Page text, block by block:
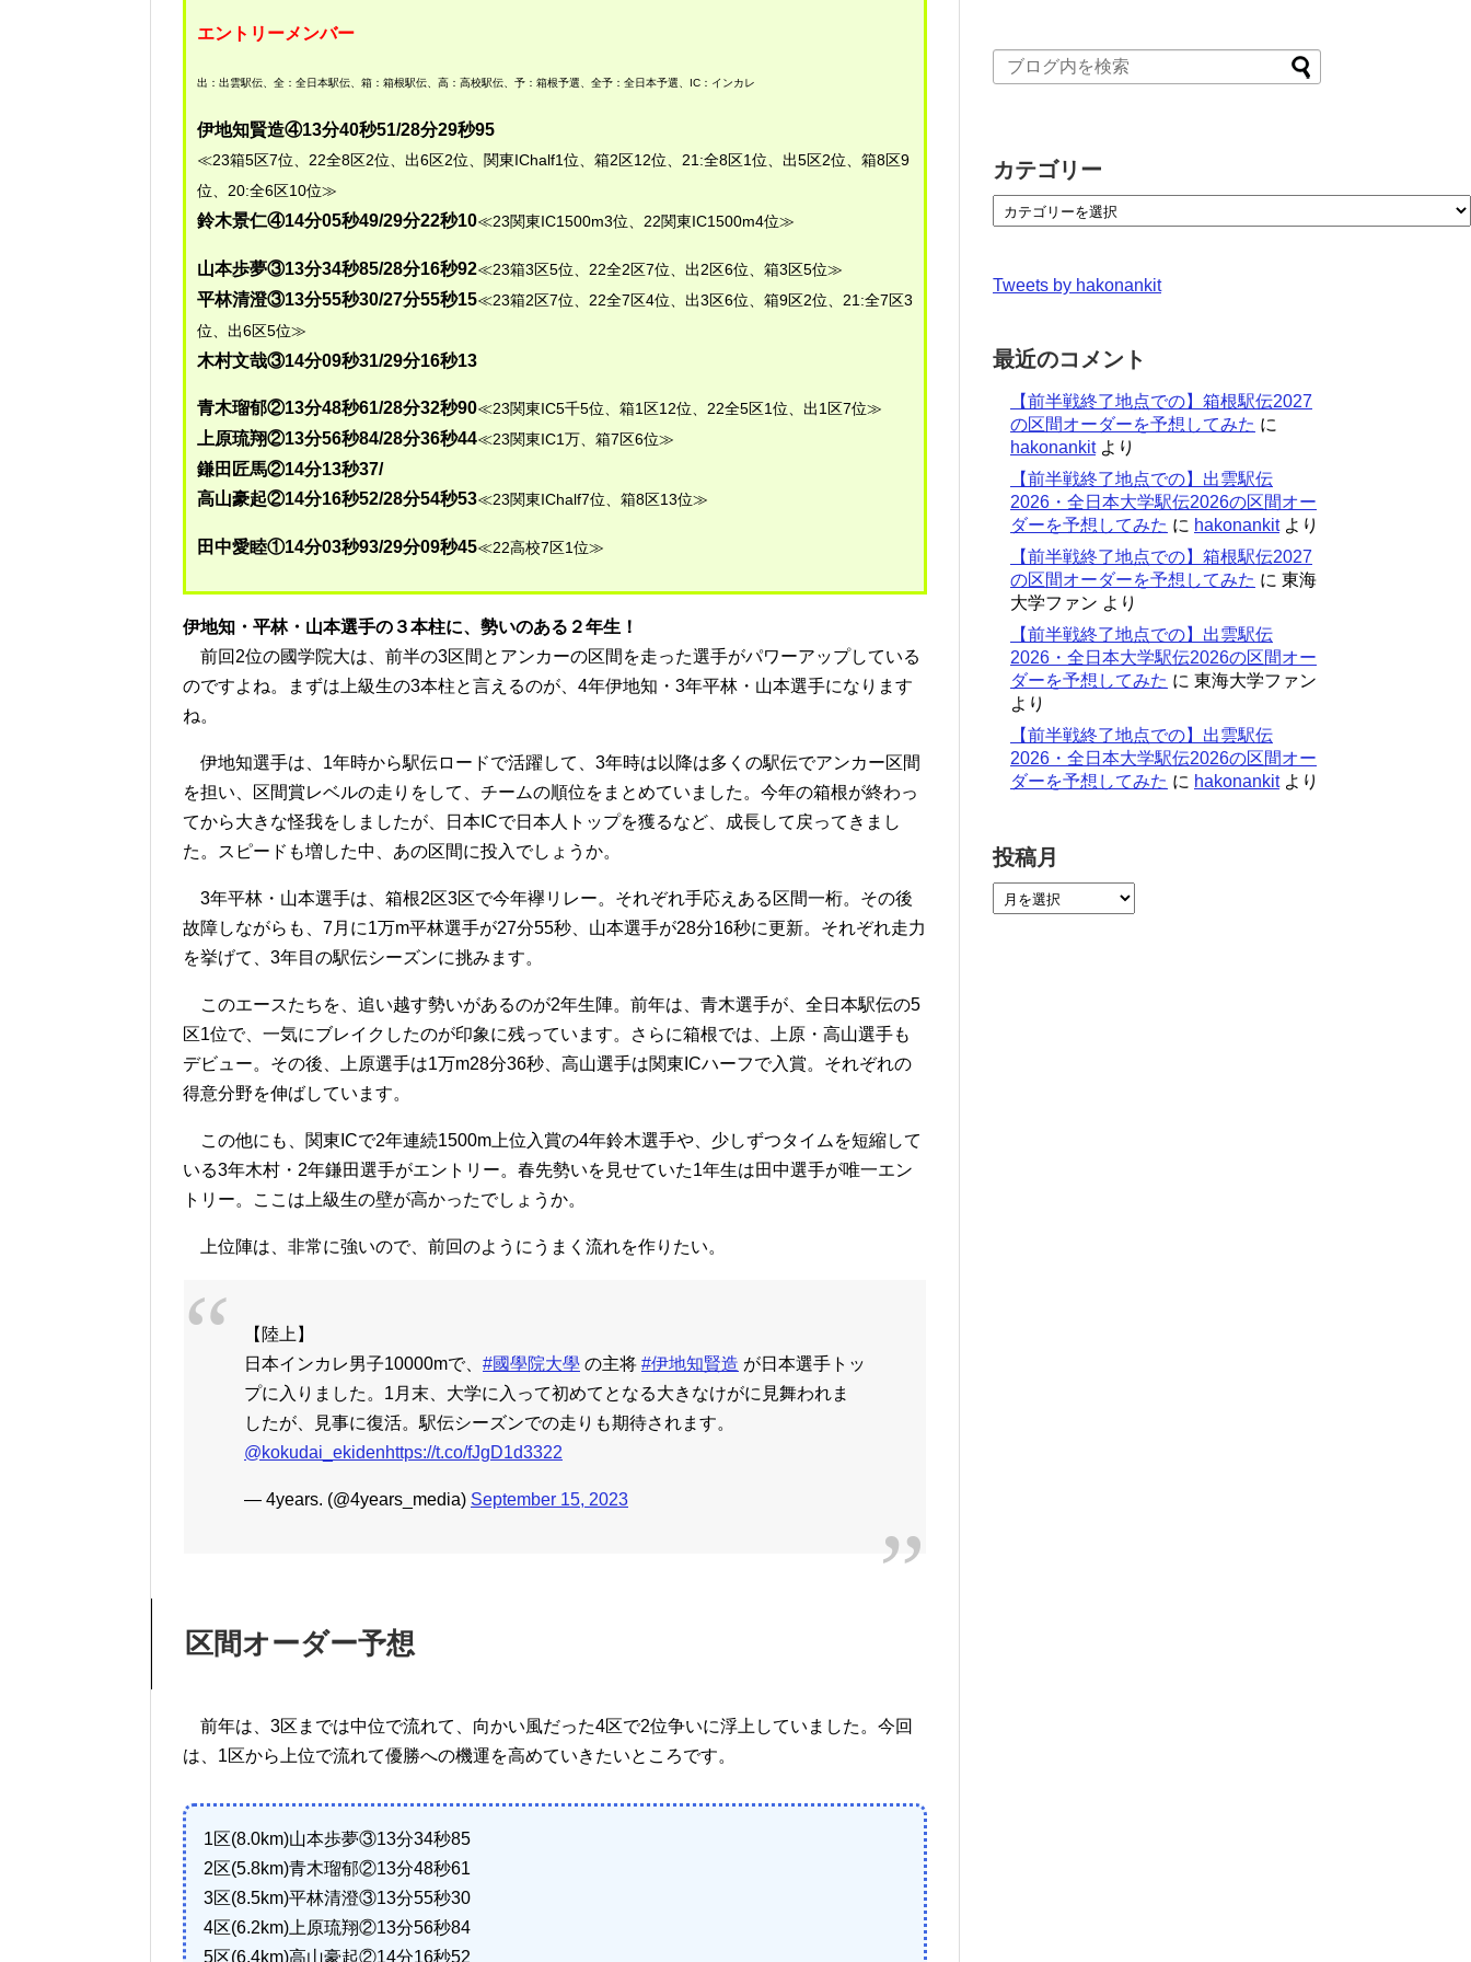
エントリーメンバー
出：出雲駅伝、全：全日本駅伝、箱：箱根駅伝、高：高校駅伝、予：箱根予選、全予：全日本予選、IC：インカレ
伊地知賢造④13分40秒51/28分29秒95
≪23箱5区7位、22全8区2位、出6区2位、関東IChalf1位、箱2区12位、21:全8区1位、出5区2位、箱8区9
位、20:全6区10位≫
鈴木景仁④14分05秒49/29分22秒10≪23関東IC1500m3位、22関東IC1500m4位≫
山本歩夢③13分34秒85/28分16秒92≪23箱3区5位、22全2区7位、出2区6位、箱3区5位≫
平林清澄③13分55秒30/27分55秒15≪23箱2区7位、22全7区4位、出3区6位、箱9区2位、21:全7区3
位、出6区5位≫
木村文哉③14分09秒31/29分16秒13
青木瑠郁②13分48秒61/28分32秒90≪23関東IC5千5位、箱1区12位、22全5区1位、出1区7位≫
上原琉翔②13分56秒84/28分36秒44≪23関東IC1万、箱7区6位≫
鎌田匠馬②14分13秒37/
高山豪起②14分16秒52/28分54秒53≪23関東IChalf7位、箱8区13位≫
田中愛睦①14分03秒93/29分09秒45≪22高校7区1位≫
伊地知・平林・山本選手の３本柱に、勢いのある２年生！
前回2位の國学院大は、前半の3区間とアンカーの区間を走った選手がパワーアップしている
のですよね。まずは上級生の3本柱と言えるのが、4年伊地知・3年平林・山本選手になります
ね。
伊地知選手は、1年時から駅伝ロードで活躍して、3年時は以降は多くの駅伝でアンカー区間
を担い、区間賞レベルの走りをして、チームの順位をまとめていました。今年の箱根が終わっ
てから大きな怪我をしましたが、日本ICで日本人トップを獲るなど、成長して戻ってきまし
た。スピードも増した中、あの区間に投入でしょうか。
3年平林・山本選手は、箱根2区3区で今年襷リレー。それぞれ手応えある区間一桁。その後
故障しながらも、7月に1万m平林選手が27分55秒、山本選手が28分16秒に更新。それぞれ走力
を挙げて、3年目の駅伝シーズンに挑みます。
このエースたちを、追い越す勢いがあるのが2年生陣。前年は、青木選手が、全日本駅伝の5
区1位で、一気にブレイクしたのが印象に残っています。さらに箱根では、上原・高山選手も
デビュー。その後、上原選手は1万m28分36秒、高山選手は関東ICハーフで入賞。それぞれの
得意分野を伸ばしています。
この他にも、関東ICで2年連続1500m上位入賞の4年鈴木選手や、少しずつタイムを短縮して
いる3年木村・2年鎌田選手がエントリー。春先勢いを見せていた1年生は田中選手が唯一エン
トリー。ここは上級生の壁が高かったでしょうか。
上位陣は、非常に強いので、前回のようにうまく流れを作りたい。
【陸上】
日本インカレ男子10000mで、 #國學院大學 の主将 #伊地知賢造 が日本選手トッ
プに入りました。1月末、大学に入って初めてとなる大きなけがに見舞われま
したが、見事に復活。駅伝シーズンでの走りも期待されます。
@kokudai_ekidenhttps://t.co/fJgD1d3322
— 4years. (@4years_media) September 15, 2023
区間オーダー予想
前年は、3区までは中位で流れて、向かい風だった4区で2位争いに浮上していました。今回
は、1区から上位で流れて優勝への機運を高めていきたいところです。
1区(8.0km)山本歩夢③13分34秒85
2区(5.8km)青木瑠郁②13分48秒61
3区(8.5km)平林清澄③13分55秒30
4区(6.2km)上原琉翔②13分56秒84
5区(6.4km)高山豪起②14分16秒52
カテゴリー
Tweets by hakonankit
最近のコメント
【前半戦終了地点での】箱根駅伝2027
の区間オーダーを予想してみた に
hakonankitより
【前半戦終了地点での】出雲駅伝
2026・全日本大学駅伝2026の区間オー
ダーを予想してみた に hakonankitより
【前半戦終了地点での】箱根駅伝2027
の区間オーダーを予想してみた に 東海
大学ファン より
【前半戦終了地点での】出雲駅伝
2026・全日本大学駅伝2026の区間オー
ダーを予想してみた に 東海大学ファン
より
【前半戦終了地点での】出雲駅伝
2026・全日本大学駅伝2026の区間オー
ダーを予想してみた に hakonankitより
投稿月